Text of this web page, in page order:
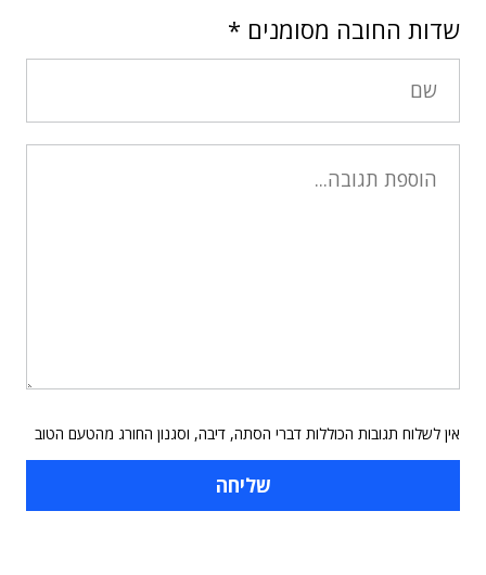
שדות החובה מסומנים *
אין לשלוח תגובות הכוללות דברי הסתה, דיבה, וסגנון החורג מהטעם הטוב